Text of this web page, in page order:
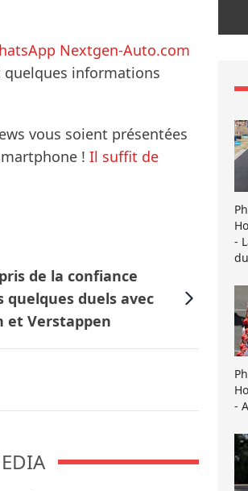
Nextgen-Auto.com
quelques informations
vous soient présentées
! Il suffit de
de la confiance
quelques duels avec
et Verstappen
-
-